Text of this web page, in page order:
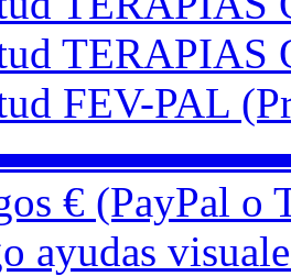
TERAPIAS
FEV-PAL
€ (PayPal o
ayudas